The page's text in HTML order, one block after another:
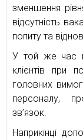
зменшення
відсутність
попиту та
У той же час
клієнтів при
головних
персоналу,
зв’язок.
Наприкінці